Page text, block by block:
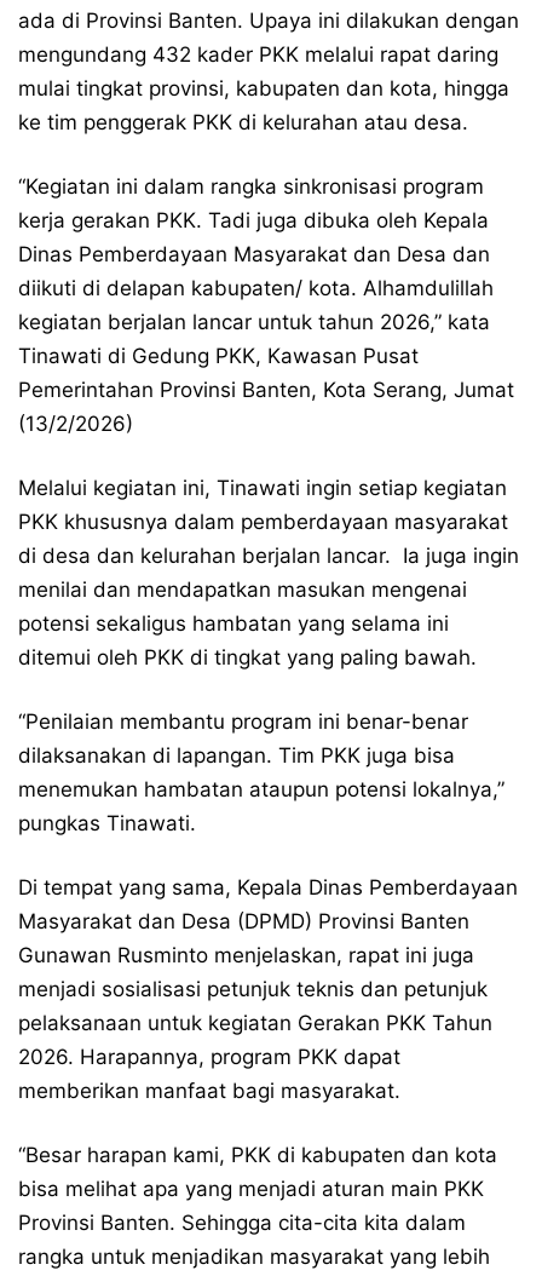
ada di Provinsi Banten. Upaya ini dilakukan dengan
mengundang 432 kader PKK melalui rapat daring
mulai tingkat provinsi, kabupaten dan kota, hingga
ke tim penggerak PKK di kelurahan atau desa.
“Kegiatan ini dalam rangka sinkronisasi program
kerja gerakan PKK. Tadi juga dibuka oleh Kepala
Dinas Pemberdayaan Masyarakat dan Desa dan
diikuti di delapan kabupaten/ kota. Alhamdulillah
kegiatan berjalan lancar untuk tahun 2026,” kata
Tinawati di Gedung PKK, Kawasan Pusat
Pemerintahan Provinsi Banten, Kota Serang, Jumat
(13/2/2026)
Melalui kegiatan ini, Tinawati ingin setiap kegiatan
PKK khususnya dalam pemberdayaan masyarakat
di desa dan kelurahan berjalan lancar. Ia juga ingin
menilai dan mendapatkan masukan mengenai
potensi sekaligus hambatan yang selama ini
ditemui oleh PKK di tingkat yang paling bawah.
“Penilaian membantu program ini benar-benar
dilaksanakan di lapangan. Tim PKK juga bisa
menemukan hambatan ataupun potensi lokalnya,”
pungkas Tinawati.
Di tempat yang sama, Kepala Dinas Pemberdayaan
Masyarakat dan Desa (DPMD) Provinsi Banten
Gunawan Rusminto menjelaskan, rapat ini juga
menjadi sosialisasi petunjuk teknis dan petunjuk
pelaksanaan untuk kegiatan Gerakan PKK Tahun
2026. Harapannya, program PKK dapat
memberikan manfaat bagi masyarakat.
“Besar harapan kami, PKK di kabupaten dan kota
bisa melihat apa yang menjadi aturan main PKK
Provinsi Banten. Sehingga cita-cita kita dalam
rangka untuk menjadikan masyarakat yang lebih